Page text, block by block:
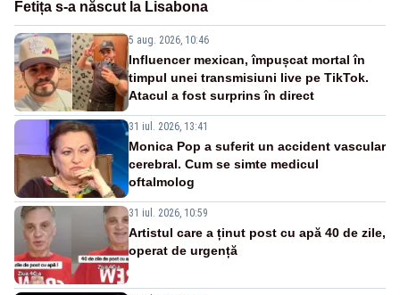
Fetița s-a născut la Lisabona
5 aug. 2026, 10:46
Influencer mexican, împușcat mortal în
timpul unei transmisiuni live pe TikTok.
Atacul a fost surprins în direct
31 iul. 2026, 13:41
Monica Pop a suferit un accident vascular
cerebral. Cum se simte medicul
oftalmolog
31 iul. 2026, 10:59
Artistul care a ținut post cu apă 40 de zile,
operat de urgență